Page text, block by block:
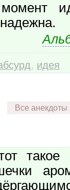
, идея
Все анекдоты
такое